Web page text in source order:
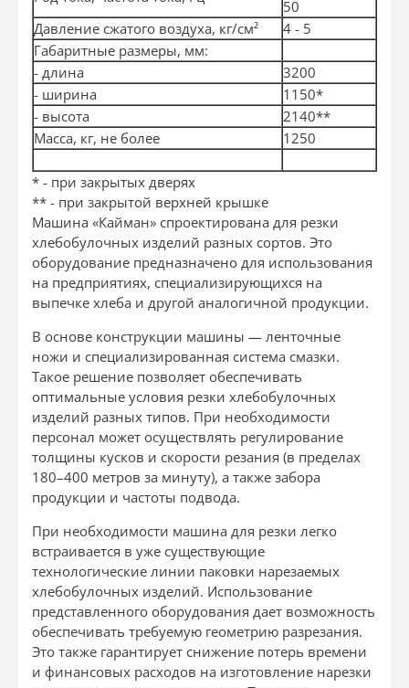
50
Давление сжатого воздуха, кг/см²
4 - 5
Габаритные размеры, мм:
- длина
3200
- ширина
1150*
- высота
2140**
Масса, кг, не более
1250
* - при закрытых дверях
** - при закрытой верхней крышке
Машина «Кайман» спроектирована для резки
хлебобулочных изделий разных сортов. Это
оборудование предназначено для использования
на предприятиях, специализирующихся на
выпечке хлеба и другой аналогичной продукции.
В основе конструкции машины — ленточные
ножи и специализированная система смазки.
Такое решение позволяет обеспечивать
оптимальные условия резки хлебобулочных
изделий разных типов. При необходимости
персонал может осуществлять регулирование
толщины кусков и скорости резания (в пределах
180–400 метров за минуту), а также забора
продукции и частоты подвода.
При необходимости машина для резки легко
встраивается в уже существующие
технологические линии паковки нарезаемых
хлебобулочных изделий. Использование
представленного оборудования дает возможность
обеспечивать требуемую геометрию разрезания.
Это также гарантирует снижение потерь времени
и финансовых расходов на изготовление нарезки